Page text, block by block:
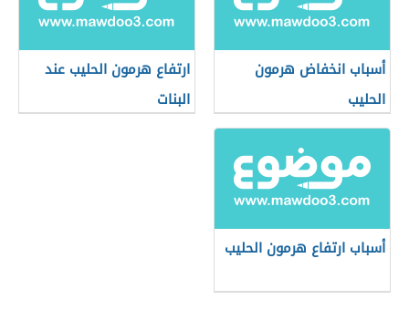
أسباب انخفاض هرمون
الحليب
ارتفاع هرمون الحليب عند
البنات
أسباب ارتفاع هرمون الحليب